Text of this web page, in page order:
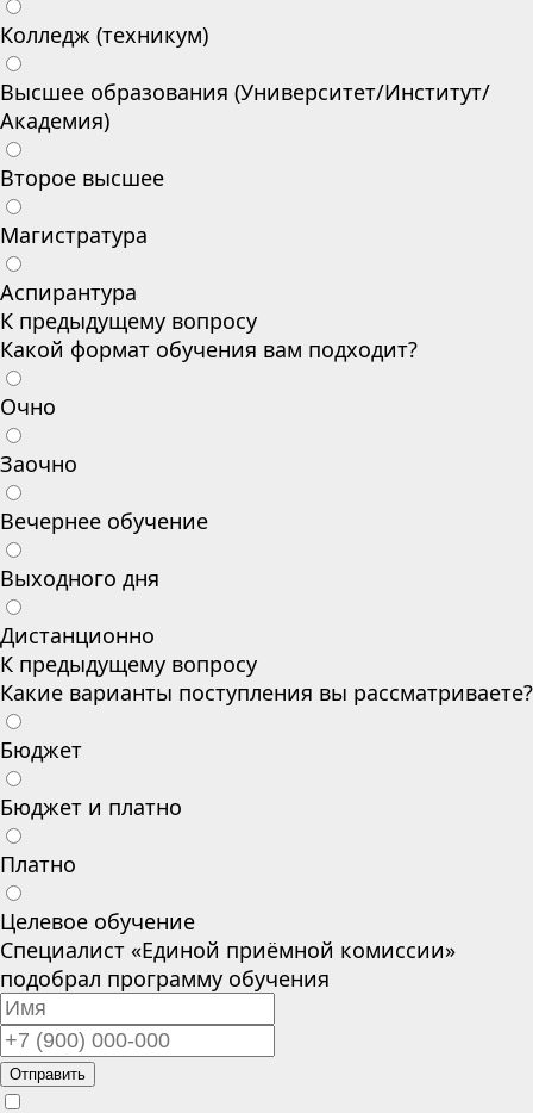
Колледж (техникум)
Высшее образования (Университет/Институт/
Академия)
Второе высшее
Магистратура
Аспирантура
К предыдущему вопросу
Какой формат обучения вам подходит?
Очно
Заочно
Вечернее обучение
Выходного дня
Дистанционно
К предыдущему вопросу
Какие варианты поступления вы рассматриваете?
Бюджет
Бюджет и платно
Платно
Целевое обучение
Специалист «Единой приёмной комиссии»
подобрал программу обучения
Отправить